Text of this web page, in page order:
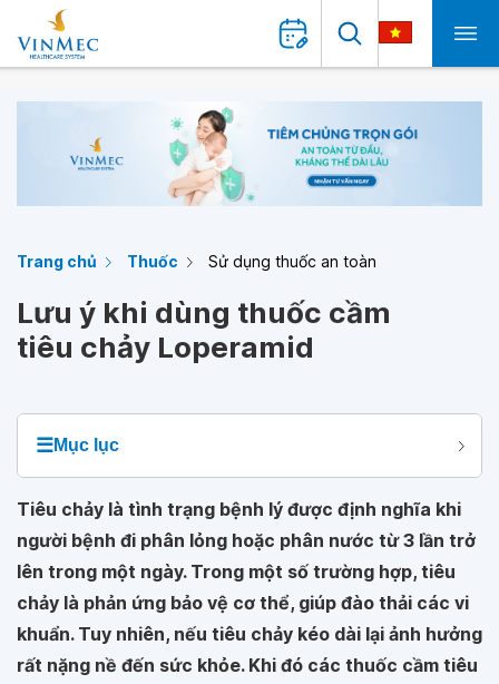
Trang chủ Thuốc Sử dụng thuốc an toàn
Lưu ý khi dùng thuốc cầm
tiêu chảy Loperamid
☰Mục lục
Tiêu chảy là tình trạng bệnh lý được định nghĩa khi
người bệnh đi phân lỏng hoặc phân nước từ 3 lần trở
lên trong một ngày. Trong một số trường hợp, tiêu
chảy là phản ứng bảo vệ cơ thể, giúp đào thải các vi
khuẩn. Tuy nhiên, nếu tiêu chảy kéo dài lại ảnh hưởng
rất nặng nề đến sức khỏe. Khi đó các thuốc cầm tiêu